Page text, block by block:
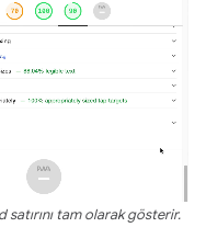
tam olarak gösterir.